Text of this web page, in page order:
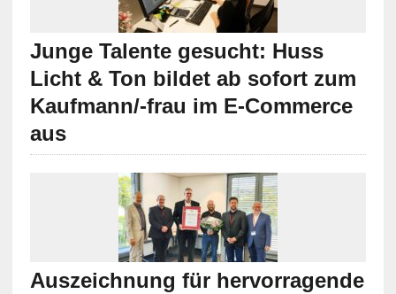
Junge Talente gesucht: Huss
Licht & Ton bildet ab sofort zum
Kaufmann/-frau im E-Commerce
aus
Auszeichnung für hervorragende